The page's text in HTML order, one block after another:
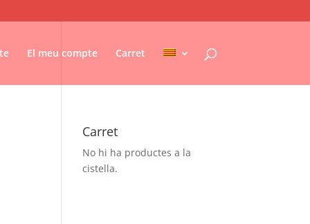
El meu compte Carret
Carret
No hi ha productes a la
cistella.